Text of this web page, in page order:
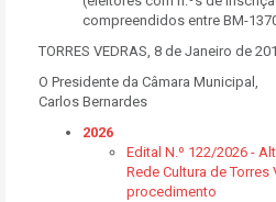
compreendidos entre BM-
TORRES VEDRAS, 8 de Janeiro de
O Presidente da Câmara Municipal,
Carlos Bernardes
2026
Edital N.º 122/2026 -
Rede Cultura de
procedimento